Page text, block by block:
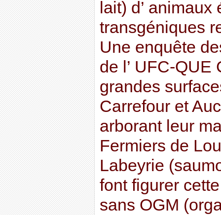
lait) d’
transgéniques
Une enquête
de l’ UFC-QUE
grandes
Carrefour et
arborant leur
Fermiers de
Labeyrie
font figurer
sans OGM